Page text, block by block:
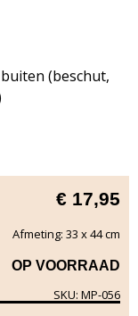
(beschut,
€ 17,95
Afmeting: 33 x 44 cm
OP VOORRAAD
SKU: MP-056